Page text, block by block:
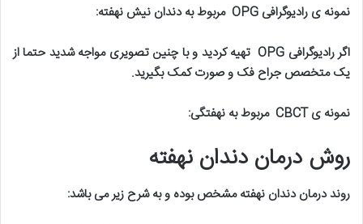
نمونه ی رادیوگرافی
مربوط به دندان نیش نهفته:
اگر رادیوگرافی
تهیه کردید و با چنین تصویری مواجه شدید حتما از
یک متخصص جراح فک و صورت کمک بگیرید.
نمونه یCBCT مربوط به نهفتگی:
روش درمان دندان نهفته
روند درمان دندان نهفته مشخص بوده و به شرح زیر می باشد: